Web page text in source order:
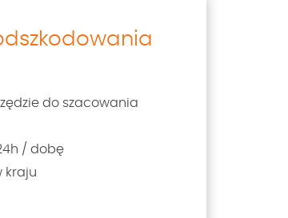
do szacowania
/ dobę
kraju